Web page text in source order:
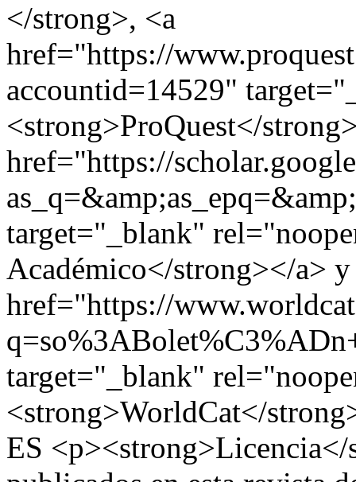
</strong>, <a
href="https://
accountid=14529"
<strong>ProQuest</
href="https://
target="_blank"
Académico</strong></a> y
href="https://
target="_blank"
<strong>WorldCat</
ES